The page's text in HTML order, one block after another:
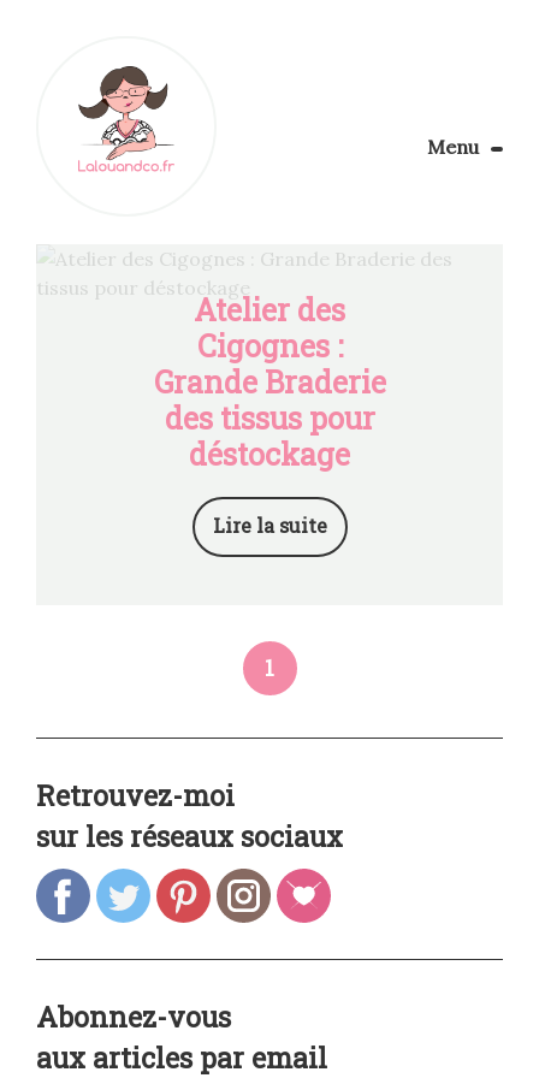
Menu
Apprendre la couture
Aménager son coin couture
Personnalisez vos tissus
Atelier des
Cigognes :
Grande Braderie
des tissus pour
déstockage
Lire la suite
1
Retrouvez-moi
sur les réseaux sociaux
Abonnez-vous
aux articles par email